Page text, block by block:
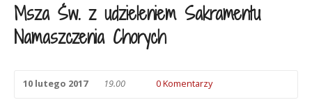
Msza Św. z udzieleniem Sakramentu
Namaszczenia Chorych
10 lutego 2017 19.00 0 Komentarzy